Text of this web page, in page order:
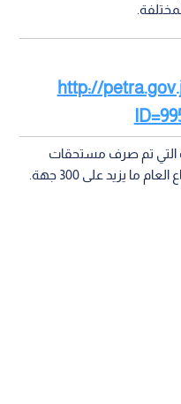
http://
التي تم صرف مستحقات
ما يزيد على 300 جهة.